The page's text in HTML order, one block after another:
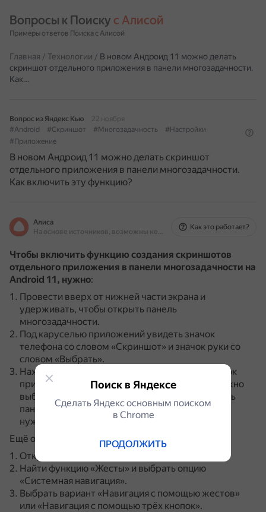
Вопросы к Поиску с Алисой
Примеры ответов Поиска с Алисой
Главная / Технологии / В новом Андроид 11 можно делать
скриншот отдельного приложения в панели многозадачности.
Как…
Вопрос из Яндекс Кью
22 ноября
#Android
#Скриншот #Многозадачность
#Настройки
#Приложение
В новом Андроид 11 можно делать скриншот
отдельного приложения в панели многозадачности.
Как включить эту функцию?
Алиса
На основе источников, возможны неточности
Как это работает?
Чтобы включить функцию создания скриншотов
отдельного приложения в панели многозадачности на
Android 11, нужно:
Провести вверх от нижней части экрана и
удерживать, чтобы открыть панель
многозадачности.
Под каруселью приложений увидеть значок
телефона со словом «Скриншот» и значок руки со
словом «Выбрать».
Нажать на «Скриншот».
Телефон сделает снимок
приложения, которое занимает экран.
Если нужно
выбрать другое приложение, нужно прокрутить
панель многозадачности влево или вправо до
нужного и затем нажать на кнопку «Скриншот».
Ещё один способ — использовать жесты:
Открыть «Настройки».
Найти функцию «Жесты» и выбрать опцию
«Системная навигация».
Выбрать вариант «Навигация с помощью жестов»
или «Навигация с помощью трёх кнопок».
Поиск в Яндексе
Сделать Яндекс основным поиском
в Сhrome
ПРОДОЛЖИТЬ